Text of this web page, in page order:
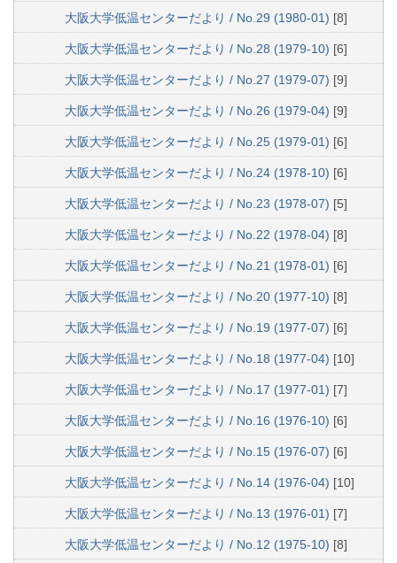
大阪大学低温センターだより / No.29 (1980-01) [8]
大阪大学低温センターだより / No.28 (1979-10) [6]
大阪大学低温センターだより / No.27 (1979-07) [9]
大阪大学低温センターだより / No.26 (1979-04) [9]
大阪大学低温センターだより / No.25 (1979-01) [6]
大阪大学低温センターだより / No.24 (1978-10) [6]
大阪大学低温センターだより / No.23 (1978-07) [5]
大阪大学低温センターだより / No.22 (1978-04) [8]
大阪大学低温センターだより / No.21 (1978-01) [6]
大阪大学低温センターだより / No.20 (1977-10) [8]
大阪大学低温センターだより / No.19 (1977-07) [6]
大阪大学低温センターだより / No.18 (1977-04) [10]
大阪大学低温センターだより / No.17 (1977-01) [7]
大阪大学低温センターだより / No.16 (1976-10) [6]
大阪大学低温センターだより / No.15 (1976-07) [6]
大阪大学低温センターだより / No.14 (1976-04) [10]
大阪大学低温センターだより / No.13 (1976-01) [7]
大阪大学低温センターだより / No.12 (1975-10) [8]